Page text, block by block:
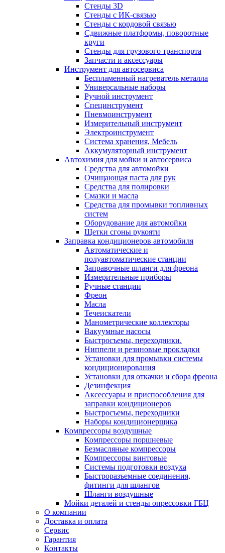
Стенды 3D
Стенды с ИК-связью
Стенды с кордовой связью
Сдвижные платформы, поворотные
круги
Стенды для грузового транспорта
Запчасти и аксессуары
Инструмент для автосервиса
Беспламенный нагреватель металла
Универсальные наборы
Ручной инструмент
Специнструмент
Пневмоинструмент
Измерительный инструмент
Электроинструмент
Система хранения, Мебель
Аккумуляторный инструмент
Автохимия для мойки и автосервиса
Средства для автомойки
Очищающая паста для рук
Средства для полировки
Смазки и масла
Средства для промывки топливных
систем
Оборудование для автомойки
Щетки сгоны рукояти
Заправка кондиционеров автомобиля
Автоматические и
полуавтоматические станции
Заправочные шланги для фреона
Измерительные приборы
Ручные станции
Фреон
Масла
Течеискатели
Манометрические коллекторы
Вакуумные насосы
Быстросъемы, переходники.
Ниппели и резиновые прокладки
Установки для промывки системы
кондиционирования
Установки для откачки и сбора фреона
Дезинфекция
Аксессуары и приспособления для
заправки кондиционеров
Быстросъемы, переходники
Наборы кондиционерщика
Компрессоры воздушные
Компрессоры поршневые
Безмасляные компрессоры
Компрессоры винтовые
Системы подготовки воздуха
Быстроразъемные соединения,
фитинги для шлангов
Шланги воздушные
Мойки деталей и стенды опрессовки ГБЦ
О компании
Доставка и оплата
Сервис
Гарантия
Контакты